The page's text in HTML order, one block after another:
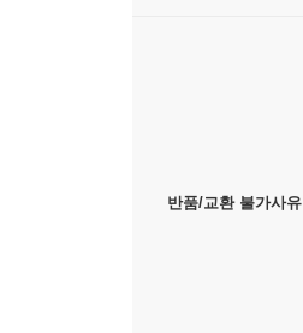
반품/교환 불가사유